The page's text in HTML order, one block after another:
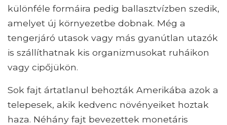
különféle formáira pedig ballasztvízben szedik,
amelyet új környezetbe dobnak. Még a
tengerjáró utasok vagy más gyanútlan utazók
is szállíthatnak kis organizmusokat ruháikon
vagy cipőjükön.
Sok fajt ártatlanul behozták Amerikába azok a
telepesek, akik kedvenc növényeiket hoztak
haza. Néhány fajt bevezettek monetáris